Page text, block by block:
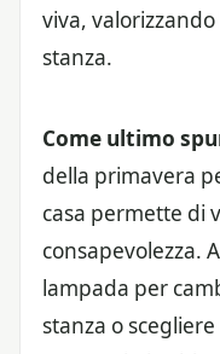
viva, valorizzando
stanza.
Come ultimo
della primavera
casa permette di
consapevolezza.
lampada per
stanza o